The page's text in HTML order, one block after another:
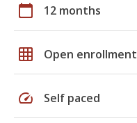
calendar_today 12 months
grid_on Open enrollment
speed Self paced